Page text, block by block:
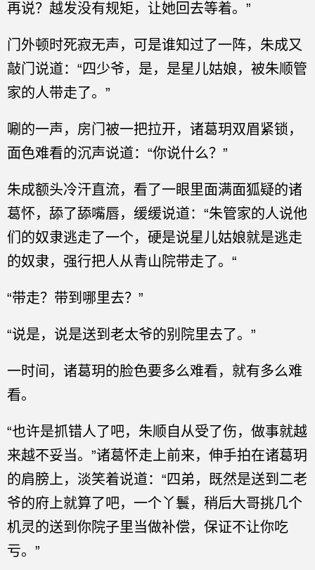
再说？越发没有规矩，让她回去等着。”
门外顿时死寂无声，可是谁知过了一阵，朱成又
敲门说道：“四少爷，是，是星儿姑娘，被朱顺管
家的人带走了。”
唰的一声，房门被一把拉开，诸葛玥双眉紧锁，
面色难看的沉声说道：“你说什么？”
朱成额头冷汗直流，看了一眼里面满面狐疑的诸
葛怀，舔了舔嘴唇，缓缓说道：“朱管家的人说他
们的奴隶逃走了一个，硬是说星儿姑娘就是逃走
的奴隶，强行把人从青山院带走了。“
“带走？带到哪里去？”
“说是，说是送到老太爷的别院里去了。”
一时间，诸葛玥的脸色要多么难看，就有多么难
看。
“也许是抓错人了吧，朱顺自从受了伤，做事就越
来越不妥当。”诸葛怀走上前来，伸手拍在诸葛玥
的肩膀上，淡笑着说道：“四弟，既然是送到二老
爷的府上就算了吧，一个丫鬟，稍后大哥挑几个
机灵的送到你院子里当做补偿，保证不让你吃
亏。”